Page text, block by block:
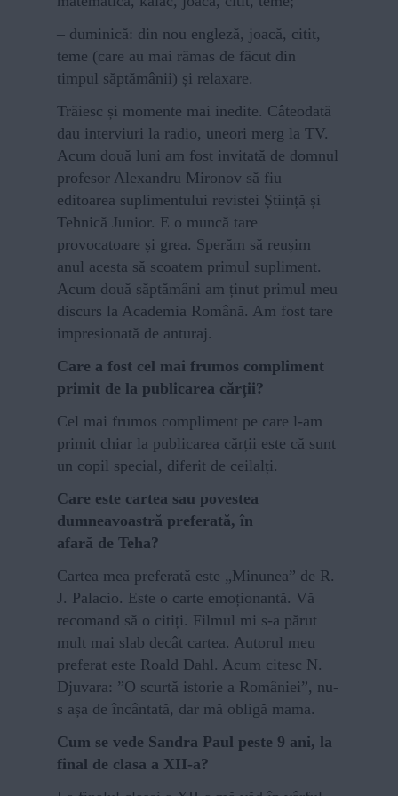
– duminică: din nou engleză, joacă, citit,
teme (care au mai rămas de făcut din
timpul săptămânii) și relaxare.
Trăiesc și momente mai inedite. Câteodată
dau interviuri la radio, uneori merg la TV.
Acum două luni am fost invitată de domnul
profesor Alexandru Mironov să fiu
editoarea suplimentului revistei Știință și
Tehnică Junior. E o muncă tare
provocatoare și grea. Sperăm să reușim
anul acesta să scoatem primul supliment.
Acum două săptămâni am ținut primul meu
discurs la Academia Română. Am fost tare
impresionată de anturaj.
Care a fost cel mai frumos compliment
primit de la publicarea cărții?
Cel mai frumos compliment pe care l-am
primit chiar la publicarea cărții este că sunt
un copil special, diferit de ceilalți.
Care este cartea sau povestea
dumneavoastră preferată, în
afară de Teha?
Cartea mea preferată este „Minunea” de R.
J. Palacio. Este o carte emoționantă. Vă
recomand să o citiți. Filmul mi s-a părut
mult mai slab decât cartea. Autorul meu
preferat este Roald Dahl. Acum citesc N.
Djuvara: ”O scurtă istorie a României”, nu-
s așa de încântată, dar mă obligă mama.
Cum se vede Sandra Paul peste 9 ani, la
final de clasa a XII-a?